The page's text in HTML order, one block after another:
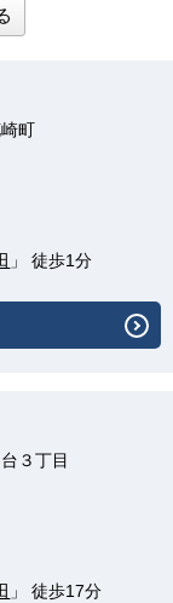
町
」 徒歩1分
３丁目
」 徒歩17分